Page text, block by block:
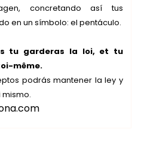
concretando así tus
en un símbolo: el pentáculo.
tu garderas la loi, et tu
même.
podrás mantener la ley y